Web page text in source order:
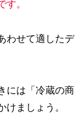
す。
わせて適したデ
には「冷蔵の商
ましょう。